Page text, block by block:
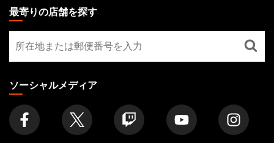
THE
GATHERING
FOOTER
最寄りの店舗を探す
寄
り
の
店
舗
を
探
ソーシャルメディア